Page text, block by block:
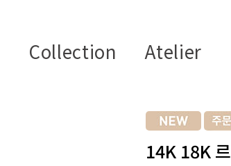
Collection Atelier
14K 18K